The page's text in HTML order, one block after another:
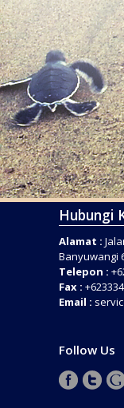
Hubungi
Alamat :
Banyuwangi
Telepon :
Fax :
Email :
Follow Us